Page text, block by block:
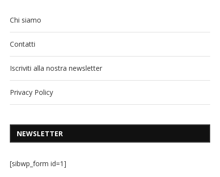
Chi siamo
Contatti
Iscriviti alla nostra newsletter
Privacy Policy
NEWSLETTER
[sibwp_form id=1]